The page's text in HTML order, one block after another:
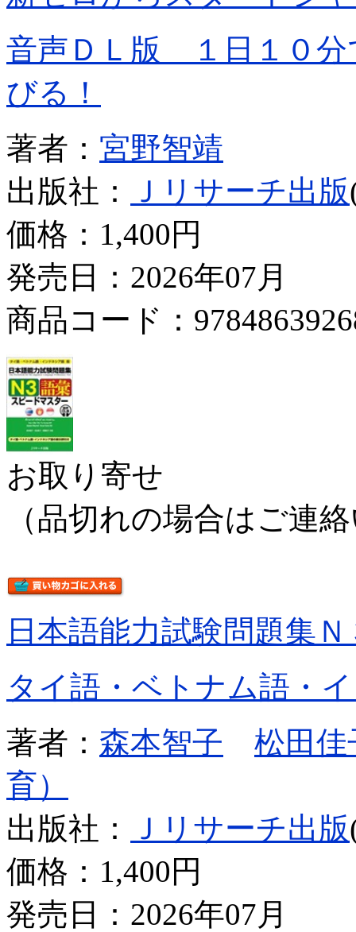
音声ＤＬ版 １日１０分
びる！
著者： 宮野智靖
出版社：
Ｊリサーチ出版
価格： 1,400円
発売日：2026年07月
商品コード：
お取り寄せ
（品切れの場合はご連
日本語能力試験問題集
タイ語・ベトナム語・
著者： 森本智子
松田佳
育）
出版社：
Ｊリサーチ出版
価格： 1,400円
発売日：2026年07月